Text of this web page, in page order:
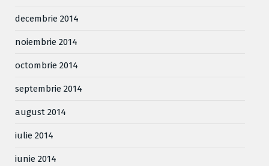
decembrie 2014
noiembrie 2014
octombrie 2014
septembrie 2014
august 2014
iulie 2014
iunie 2014